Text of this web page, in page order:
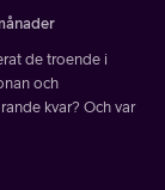
de troende i
och
kvar? Och var